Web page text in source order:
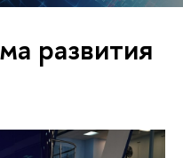
развития